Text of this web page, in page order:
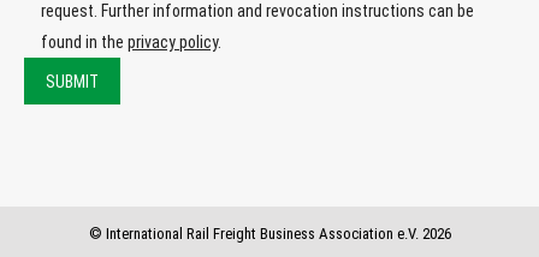
request. Further information and revocation instructions can be
found in the privacy policy.
© International Rail Freight Business Association e.V. 2026